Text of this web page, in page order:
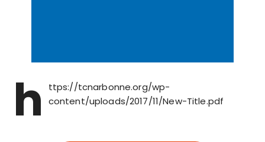
h
ttps://tcnarbonne.org/wp-
content/uploads/2017/11/New-Title.pdf